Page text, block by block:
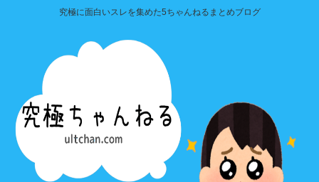
究極に面白いスレを集めた5ちゃんねるまとめブログ